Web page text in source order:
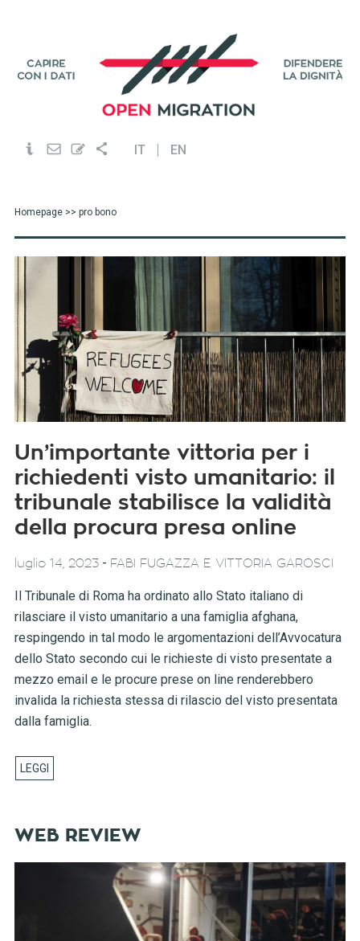
IT EN
Homepage>> pro bono
Un’importante vittoria per i
richiedenti visto umanitario: il
tribunale stabilisce la validità
della procura presa online
luglio 14, 2023- FABI FUGAZZA E VITTORIA GAROSCI
Il Tribunale di Roma ha ordinato allo Stato italiano di
rilasciare il visto umanitario a una famiglia afghana,
respingendo in tal modo le argomentazioni dell’Avvocatura
dello Stato secondo cui le richieste di visto presentate a
mezzo email e le procure prese on line renderebbero
invalida la richiesta stessa di rilascio del visto presentata
dalla famiglia.
WEB REVIEW